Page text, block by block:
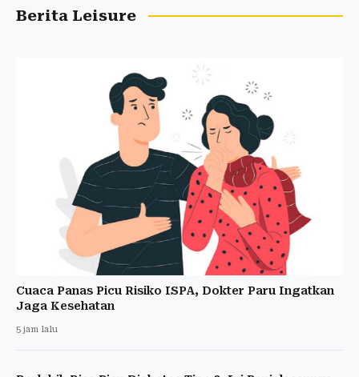
Berita Leisure
Cuaca Panas Picu Risiko ISPA, Dokter Paru Ingatkan
Jaga Kesehatan
5 jam lalu